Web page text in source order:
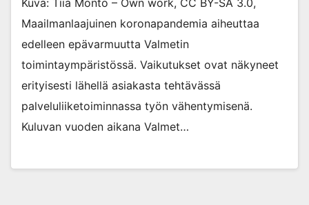
Kuva: Tiia Monto – Own work, CC BY-SA 3.0,
Maailmanlaajuinen koronapandemia aiheuttaa
edelleen epävarmuutta Valmetin
toimintaympäristössä. Vaikutukset ovat näkyneet
erityisesti lähellä asiakasta tehtävässä
palveluliiketoiminnassa työn vähentymisenä.
Kuluvan vuoden aikana Valmet…